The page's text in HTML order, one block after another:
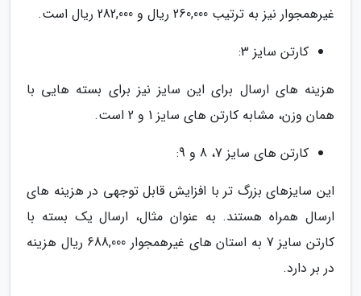
غیرهمجوار نیز به ترتیب 260,000 ریال و 282,000 ریال است.
کارتن سایز 3:
هزینه های ارسال برای این سایز نیز برای بسته هایی با
همان وزن، مشابه کارتن های سایز 1 و 2 است.
کارتن های سایز 7، 8 و 9:
این سایزهای بزرگ تر با افزایش قابل توجهی در هزینه های
ارسال همراه هستند. به عنوان مثال، ارسال یک بسته با
کارتن سایز 7 به استان های غیرهمجوار 688,000 ریال هزینه
در بر دارد.